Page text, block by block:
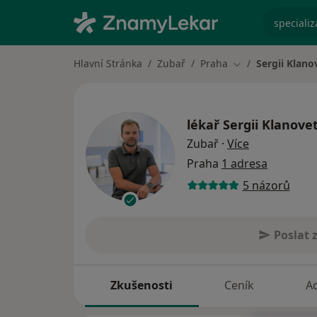
Hlavní Stránka Zubař Praha Změna města
Sergii
lékař Sergii
Zubař · Více
Praha 1 adresa
5 názorů
Poslat
Zkušenosti Ceník